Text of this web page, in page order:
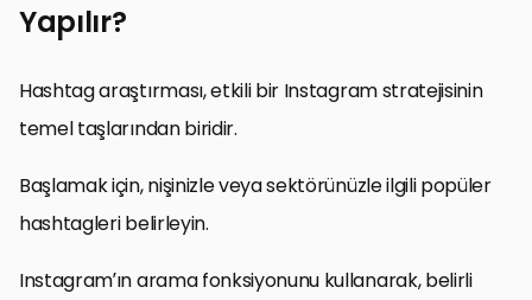
Yapılır?
Hashtag araştırması, etkili bir Instagram stratejisinin
temel taşlarından biridir.
Başlamak için, nişinizle veya sektörünüzle ilgili popüler
hashtagleri belirleyin.
Instagram’ın arama fonksiyonunu kullanarak, belirli